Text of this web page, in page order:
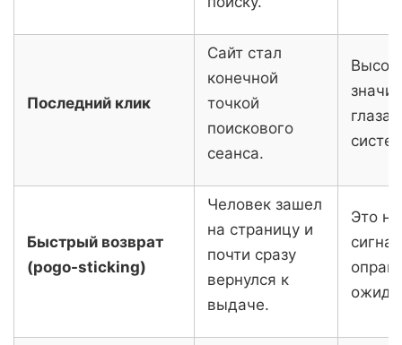
Последний клик
Сайт стал
конечной
точкой
поискового
сеанса.
Быстрый возврат
(pogo-sticking)
Человек зашел
на страницу и
почти сразу
вернулся к
выдаче.
Это